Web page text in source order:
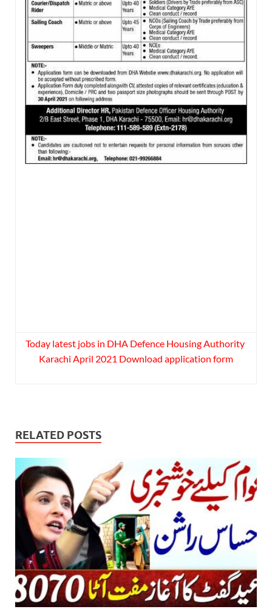
Today latest jobs in DHA Defence Housing Authority
Karachi April 2021 Download application form
RELATED POSTS